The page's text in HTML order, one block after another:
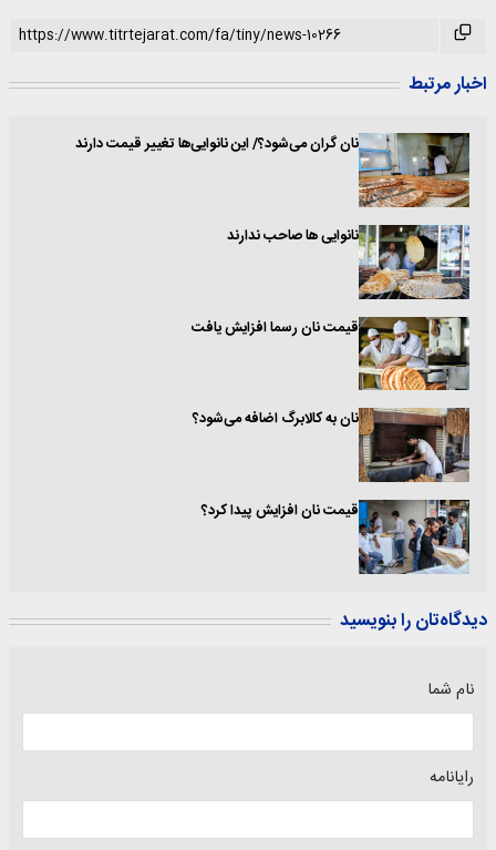
اخبار مرتبط
نان گران می‌شود؟/ این نانوایی‌ها تغییر قیمت دارند
نانوایی ها صاحب ندارند
قیمت نان رسما افزایش یافت
نان به کالابرگ اضافه می‌شود؟
قیمت نان افزایش پیدا کرد؟
دیدگاه‌تان را بنویسید
نام شما
رایانامه